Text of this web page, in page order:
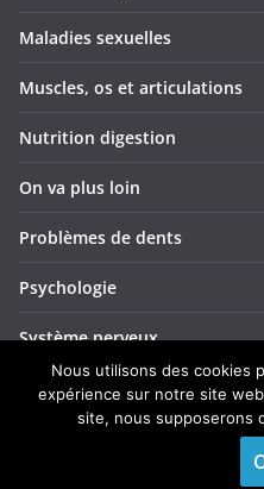
Maladies sexuelles
Muscles, os et articulations
Nutrition digestion
On va plus loin
Problèmes de dents
Psychologie
Système nerveux
Troubles ORL
Nous utilisons des cookies
expérience sur notre site
site, nous supposerons